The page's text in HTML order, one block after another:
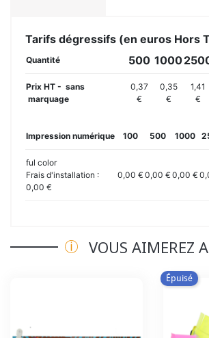
Tarifs dégressifs (en euros Hors
Quantité 500 1000
Prix HT - sans
marquage
0,37
€
0,35
€
1,41
€
Impression numérique 100 500 1000
ful color
Frais d'installation :
0,00 €
0,00 € 0,00 € 0,00 €
VOUS AIMEREZ
Épuisé